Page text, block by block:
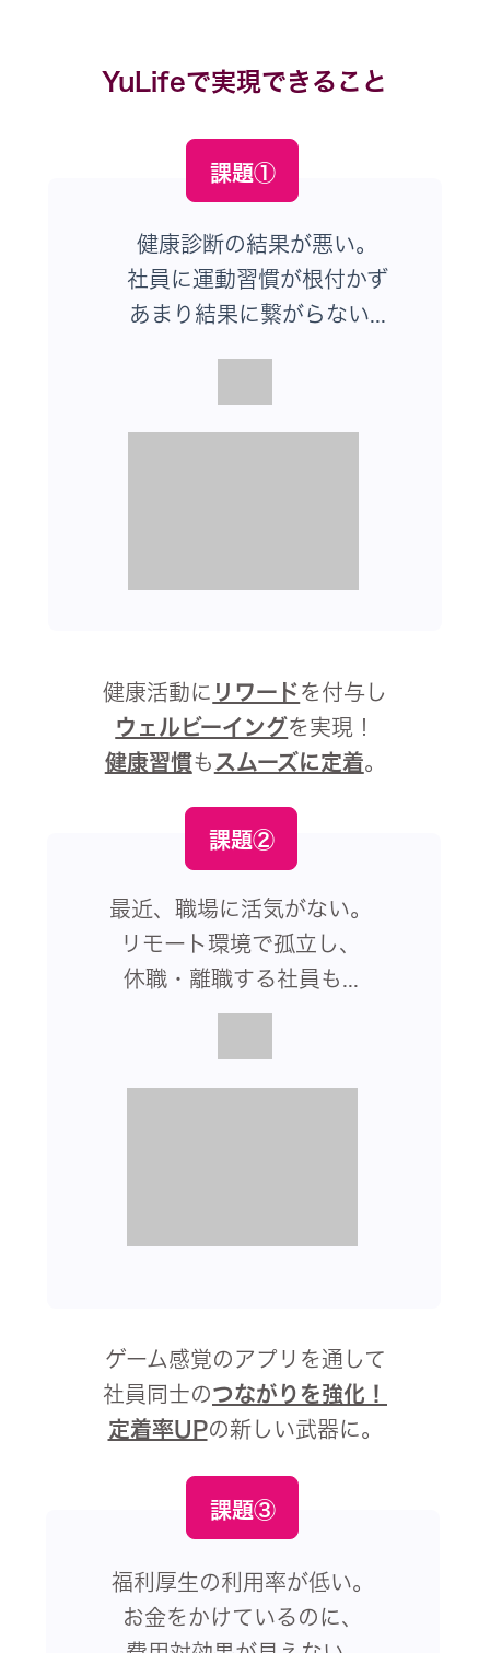
YuLifeで実現できること
課題③
福利厚生の利用率が低い。
お金をかけているのに、
課題①
健康診断の結果が悪い。
社員に運動習慣が根付かず
あまり結果に繋がらない...
健康活動に リワード を付与し
ウェルビーイング を実現！
健康習慣も スムーズに定着。
課題②
最近、職場に活気がない。
リモート環境で孤立し、
休職・離職する社員も...
ゲーム感覚のアプリを通して
社員同士のつながりを強化！
定着率UPの新しい武器に。